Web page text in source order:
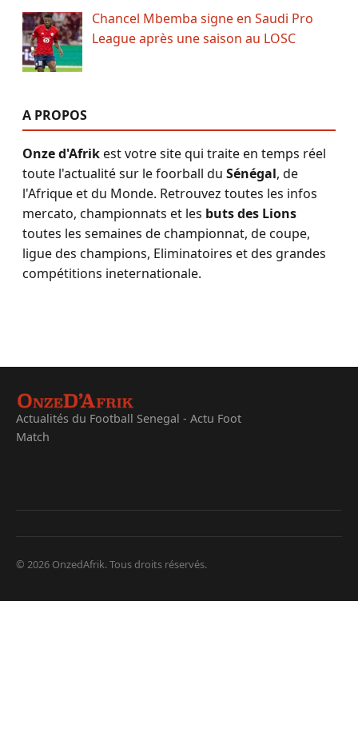
Chancel Mbemba signe en Saudi Pro
League après une saison au LOSC
A PROPOS
Onze d'Afrikest votre site qui traite en temps réel
toute l'actualité sur le foorball du Sénégal, de
l'Afrique et du Monde. Retrouvez toutes les infos
mercato, championnats et les buts des Lions
toutes les semaines de championnat, de coupe,
ligue des champions, Eliminatoires et des grandes
compétitions ineternationale.
Actualités du Football Senegal - Actu Foot
Match
© 2026 OnzedAfrik. Tous droits réservés.